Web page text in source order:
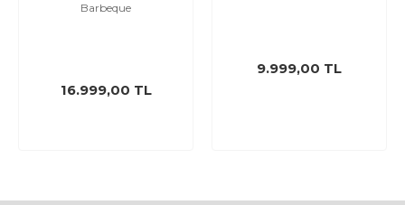
Barbeque
16.999,00 TL
9.999,00 TL